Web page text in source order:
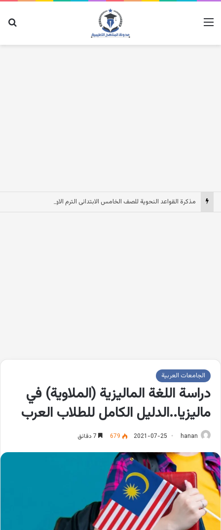
القائمة
الجامعات العربية
دراسة اللغة الماليزية (الملاوية) في
ماليزيا..الدليل الكامل للطلاب العرب
hanan
2021-07-25
679